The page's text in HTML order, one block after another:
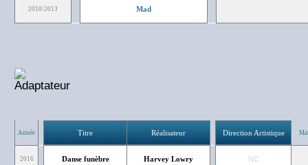
2010/2013 Mad
Année Titre Réalisateur Direction Artistique
2016 Danse funèbre Harvey Lowry NC